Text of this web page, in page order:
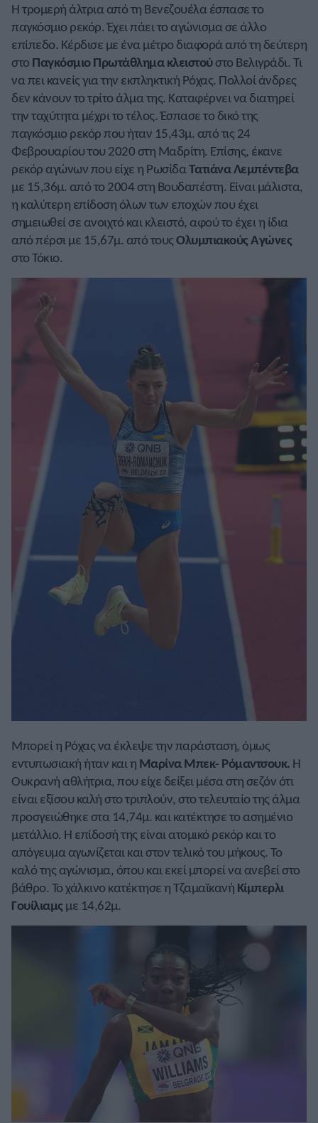
Η τρομερή άλτρια από τη Βενεζουέλα έσπασε το
παγκόσμιο ρεκόρ. Έχει πάει το αγώνισμα σε άλλο
επίπεδο. Κέρδισε με ένα μέτρο διαφορά από τη δεύτερη
στο Παγκόσμιο Πρωτάθλημα κλειστούστο Βελιγράδι. Τι
να πει κανείς για την εκπληκτική Ρόχας. Πολλοί άνδρες
δεν κάνουν το τρίτο άλμα της. Καταφέρνει να διατηρεί
την ταχύτητα μέχρι το τέλος. Έσπασε το δικό της
παγκόσμιο ρεκόρ που ήταν 15,43μ. από τις 24
Φεβρουαρίου του 2020 στη Μαδρίτη. Επίσης, έκανε
ρεκόρ αγώνων που είχε η ΡωσίδαΤατιάνα Λεμπέντεβα
με 15,36μ. από το 2004 στη Βουδαπέστη. Είναι μάλιστα,
η καλύτερη επίδοση όλων των εποχών που έχει
σημειωθεί σε ανοιχτό και κλειστό, αφού το έχει η ίδια
από πέρσι με 15,67μ. από τουςΟλυμπιακούς Αγώνες
στο Τόκιο.
Μπορεί η Ρόχας να έκλεψε την παράσταση, όμως
εντυπωσιακή ήταν και η Μαρίνα Μπεκ- Ρόμαντσουκ. Η
Ουκρανή αθλήτρια, που είχε δείξει μέσα στη σεζόν ότι
είναι εξίσου καλή στο τριπλούν, στο τελευταίο της άλμα
προσγειώθηκε στα 14,74μ. και κατέκτησε το ασημένιο
μετάλλιο. Η επίδοσή της είναι ατομικό ρεκόρ και το
απόγευμα αγωνίζεται και στον τελικό του μήκους. Το
καλό της αγώνισμα, όπου και εκεί μπορεί να ανεβεί στο
βάθρο. Το χάλκινο κατέκτησε η Τζαμαϊκανή Κίμπερλι
Γουίλιαμςμε 14,62μ.